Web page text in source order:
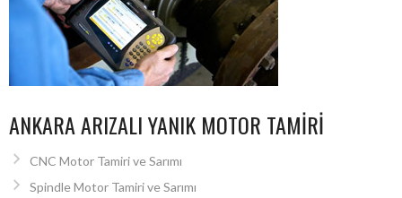
ANKARA ARIZALI YANIK MOTOR TAMIRI
CNC Motor Tamiri ve Sarımı
Spindle Motor Tamiri ve Sarımı